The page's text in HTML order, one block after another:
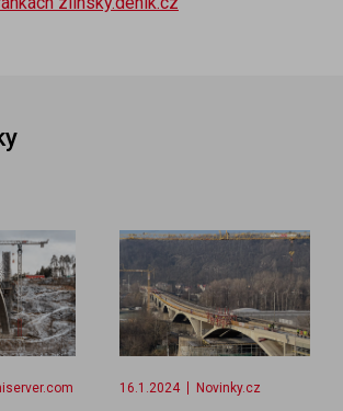
16.1.2024 Novinky.cz